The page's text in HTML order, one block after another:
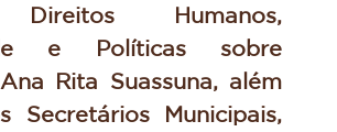
Direitos Humanos,
e Políticas sobre
Rita Suassuna, além
Secretários Municipais,